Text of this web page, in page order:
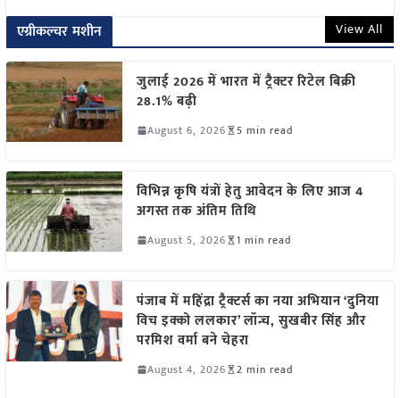
एग्रीकल्चर मशीन View All
जुलाई 2026 में भारत में ट्रैक्टर रिटेल बिक्री
28.1% बढ़ी
August 6, 2026 5 min read
विभिन्न कृषि यंत्रों हेतु आवेदन के लिए आज 4
अगस्त तक अंतिम तिथि
August 5, 2026 1 min read
पंजाब में महिंद्रा ट्रैक्टर्स का नया अभियान ‘दुनिया
विच इक्को ललकार’ लॉन्च, सुखबीर सिंह और
परमिश वर्मा बने चेहरा
August 4, 2026 2 min read